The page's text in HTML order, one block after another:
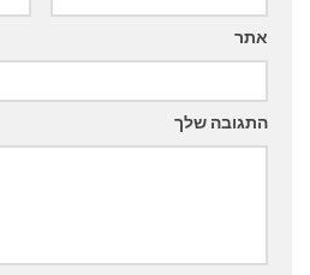
אתר
התגובה שלך